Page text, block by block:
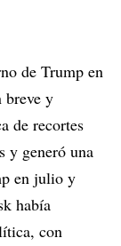
de Trump en
breve y
de recortes
y generó una
en julio y
había
con